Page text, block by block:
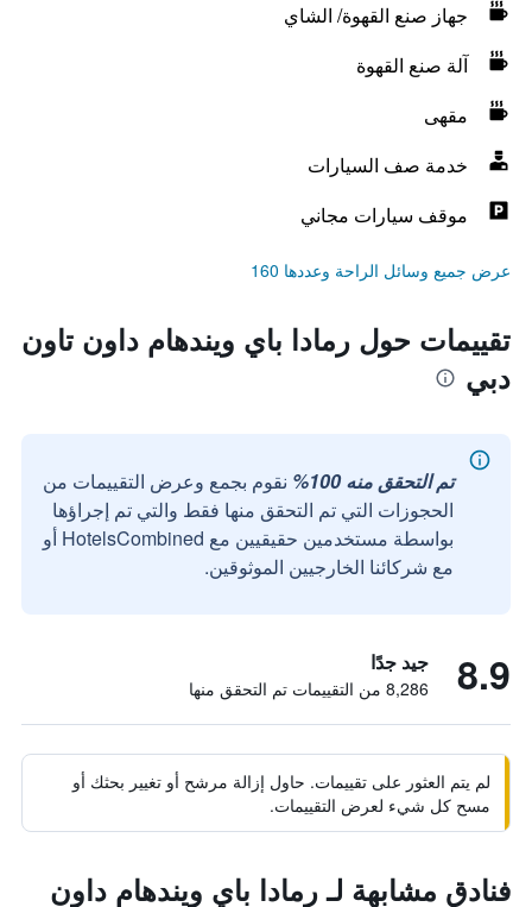
جهاز صنع القهوة/ الشاي
آلة صنع القهوة
مقهى
خدمة صف السيارات
موقف سيارات مجاني
عرض جميع وسائل الراحة وعددها 160
تقييمات حول رمادا باي ويندهام داون تاون
دبي
تم التحقق منه 100%
نقوم بجمع وعرض التقييمات من
الحجوزات التي تم التحقق منها فقط والتي تم إجراؤها
بواسطة مستخدمين حقيقيين مع HotelsCombined أو
مع شركائنا الخارجيين الموثوقين.
8.9 جيد جدًا
8,286 من التقييمات تم التحقق منها
لم يتم العثور على تقييمات. حاول إزالة مرشح أو تغيير بحثك أو
مسح كل شيء لعرض التقييمات.
فنادق مشابهة لـ رمادا باي ويندهام داون